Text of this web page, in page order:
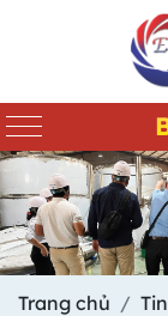
Trang chủ